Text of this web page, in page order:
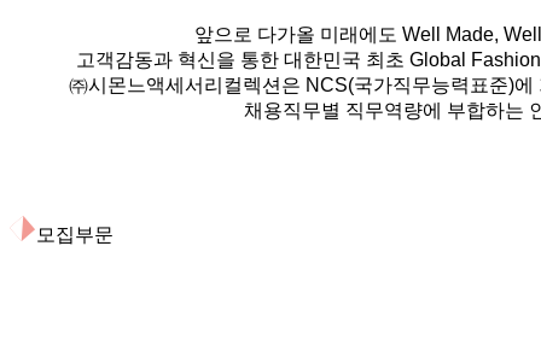
앞으로 다가올 미래에도 Well Made,
고객감동과 혁신을 통한 대한민국 최초 Global
㈜시몬느액세서리컬렉션은 NCS(국가직무능력표준)
채용직무별 직무역량에 부합하는
모집부문